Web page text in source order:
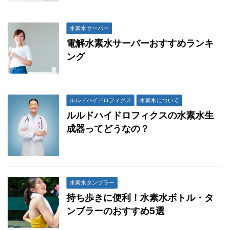
水素水サーバー
電解水素水サーバーおすすめランキ
ング
ルルドハイドロフィクス 水素水について
ルルドハイドロフィクスの水素水生
成器ってどうなの？
水素水タンブラー
持ち歩きに便利！水素水ボトル・タ
ンブラーのおすすめ5選